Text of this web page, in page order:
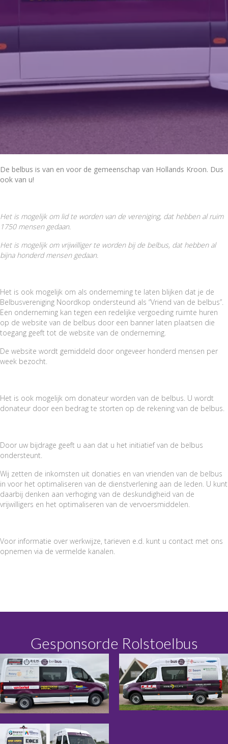
De belbus is van en voor de gemeenschap van Hollands Kroon. Dus
ook van u!
Het is mogelijk om lid te worden van de vereniging, dat hebben al ruim
1750 mensen gedaan.
Het is mogelijk om vrijwilliger te worden bij de belbus, dat hebben al
bijna honderd mensen gedaan.
Het is ook mogelijk om als onderneming te laten blijken dat je de
Belbusvereniging Noordkop ondersteund als “Vriend van de belbus”.
Een onderneming kan tegen een redelijke vergoeding ruimte huren
op de website van de belbus door een banner laten plaatsen die
toegang geeft tot de website van de onderneming.
De website wordt gemiddeld door ongeveer honderd mensen per
week bezocht.
Het is ook mogelijk om donateur worden van de belbus. U wordt
donateur door een bedrag te storten op de rekening van de belbus.
Door uw bijdrage geeft u aan dat u het initiatief van de belbus
ondersteunt.
Wij zetten de inkomsten uit donaties en van vrienden van de belbus
in voor het optimaliseren van de dienstverlening aan de leden. U kunt
daarbij denken aan verhoging van de deskundigheid van de
vrijwilligers en het optimaliseren van de vervoersmiddelen.
Voor informatie over werkwijze, tarieven e.d. kunt u contact met ons
opnemen via de vermelde kanalen.
Gesponsorde Rolstoelbus